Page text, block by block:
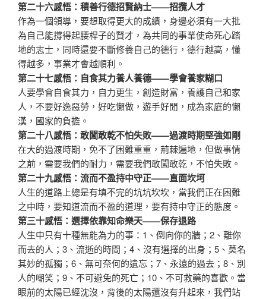
第二十六感悟：積善行德招賢納士——招攬人才
作為一個領導，要想取得更大的成績，身邊必須有一大批
為自己能撐得起腰桿子的賢才，為共同的事業使命死心踏
地的志士，同時還要不斷修養自己的德行，德行越高，懂
得越多，事業才會越順利。
第二十七感悟：自食其力養人養德——學會養家糊口
人要學會自食其力，自力更生，創造財富，養護自己和家
人，不要好逸惡勞，好吃懶做，遊手好閒，成為家庭的懶
漢，國家的負擔。
第二十八感悟：敢闖敢乾不怕失敗——過渡時期堅強如剛
在大的過渡時期，免不了困難重重，荊棘遍地，但做事情
之前，需要我們的耐力，需要我們敢闖敢乾，不怕失敗。
第二十九感悟：流而不盈持中守正——直面坎坷
人生的道路上總是有填不完的坑坑坎坎，當我們正在困難
之中時，要知道流而不盈的道理，要有持中守正的態度。
第三十感悟：選擇依靠知命樂天——保存退路
人生中只有十種無能為力的事：1、倒向你的牆；2、離你
而去的人；3、流逝的時間；4、沒有選擇的出身；5、莫名
其妙的孤獨；6、無可奈何的遺忘；7、永遠的過去；8、別
人的嘲笑；9、不可避免的死亡；10、不可救藥的喜歡。當
眼前的太陽已經沈沒，背後的太陽還沒有升起來，我們站